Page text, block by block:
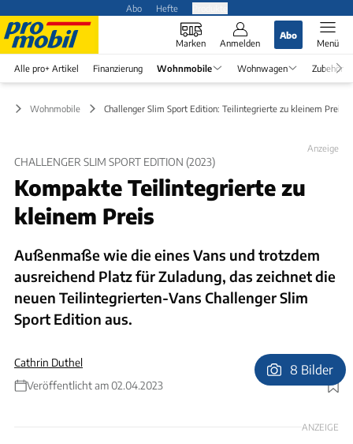
Abo Hefte
Marken Anmelden
Abo
Menü
Alle pro+ Artikel Finanzierung Wohnmobile Wohnwagen Zubehör
Wohnmobile Challenger Slim Sport Edition: Teilintegrierte zu kleinem Preis
Anzeige
CHALLENGER SLIM SPORT EDITION (2023)
Kompakte Teilintegrierte zu
kleinem Preis
Außenmaße wie die eines Vans und trotzdem
ausreichend Platz für Zuladung, das zeichnet die
neuen Teilintegrierten-Vans Challenger Slim
Sport Edition aus.
Cathrin Duthel
Veröffentlicht am 02.04.2023
Foto: Challenger
8 Bilder
ANZEIGE